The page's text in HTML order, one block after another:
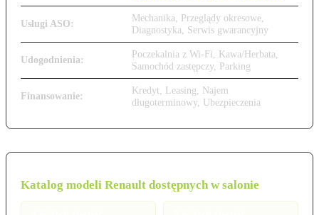
Usługi ASO:
Mechanika, Przeglądy okresowe,
Diagnostyka, Serwis gwarancyjny
Udogodnienia:
Poczekalnia z Wi-Fi, Kawa/Herbata,
Samochód zastępczy, Parking
Finansowanie:
Kredyt, Leasing, Najem
długoterminowy, Ubezpieczenia
Katalog modeli Renault dostępnych w salonie